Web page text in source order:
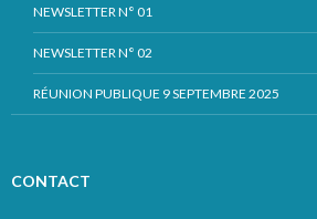
NEWSLETTER N° 01
NEWSLETTER N° 02
RÉUNION PUBLIQUE 9 SEPTEMBRE 2025
CONTACT